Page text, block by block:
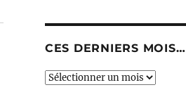
CES DERNIERS MOIS…
Ces